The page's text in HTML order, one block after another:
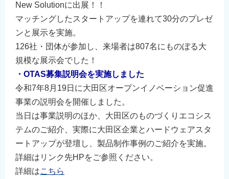
New Solutionに出展！！
マッチングしたスタートアップを連れて30分のプレゼ
ンと展示を実施。
126社・団体が参加し、来場者は807名にものぼる大
規模な展示会でした！
・OTAS募集説明会を実施しました
令和7年8月19日に大田区オープンイノベーション促進
事業の説明会を開催しました。
当日は事業説明のほか、大田区のものづくりエコシス
テムのご紹介、実際に大田区企業とハードウェアスタ
ートアップが登壇し、製品制作事例のご紹介を実施。
詳細はリンク先HPをご参照ください。
詳細はこちら